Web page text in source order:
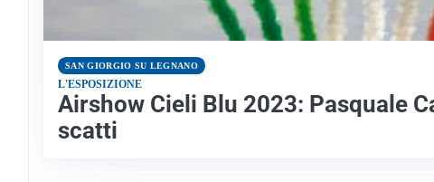
SAN GIORGIO SU LEGNANO
L'ESPOSIZIONE
Airshow Cieli Blu 2023: Pasquale
scatti